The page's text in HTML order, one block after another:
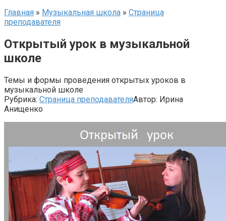
Главная » Музыкальная школа » Страница
преподавателя
Открытый урок в музыкальной
школе
Темы и формы проведения открытых уроков в
музыкальной школе
Рубрика: Страница преподавателяАвтор: Ирина
Анищенко